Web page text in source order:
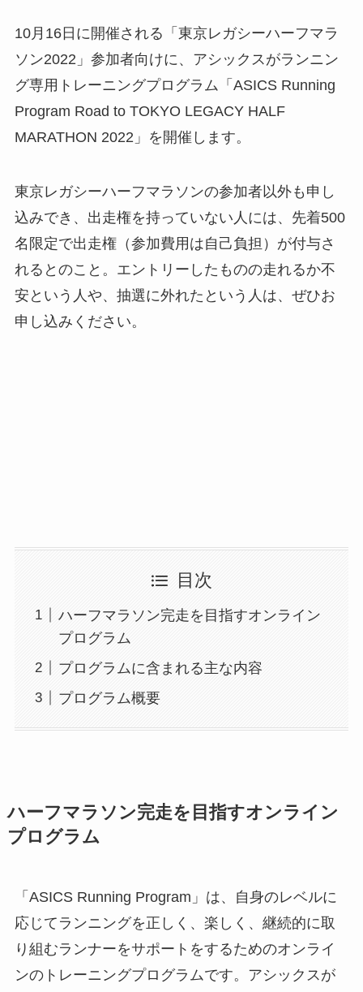
10月16日に開催される「東京レガシーハーフマラ
ソン2022」参加者向けに、アシックスがランニン
グ専用トレーニングプログラム「ASICS Running
Program Road to TOKYO LEGACY HALF
MARATHON 2022」を開催します。
東京レガシーハーフマラソンの参加者以外も申し
込みでき、出走権を持っていない人には、先着500
名限定で出走権（参加費用は自己負担）が付与さ
れるとのこと。エントリーしたものの走れるか不
安という人や、抽選に外れたという人は、ぜひお
申し込みください。
目次
ハーフマラソン完走を目指すオンライン
プログラム
プログラムに含まれる主な内容
プログラム概要
ハーフマラソン完走を目指すオンライン
プログラム
「ASICS Running Program」は、自身のレベルに
応じてランニングを正しく、楽しく、継続的に取
り組むランナーをサポートをするためのオンライ
ンのトレーニングプログラムです。アシックスが